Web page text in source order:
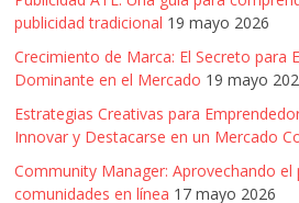
publicidad tradicional 19 mayo 2026
Crecimiento de Marca: El Secreto para
Dominante en el Mercado 19 mayo
Estrategias Creativas para
Innovar y Destacarse en un Mercado
Community Manager: Aprovechando el
comunidades en línea 17 mayo 2026